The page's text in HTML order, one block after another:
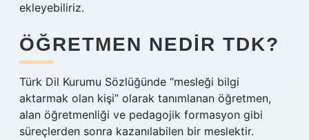
ekleyebiliriz.
ÖĞRETMEN NEDIR TDK?
Türk Dil Kurumu Sözlüğünde “mesleği bilgi
aktarmak olan kişi” olarak tanımlanan öğretmen,
alan öğretmenliği ve pedagojik formasyon gibi
süreçlerden sonra kazanılabilen bir meslektir.